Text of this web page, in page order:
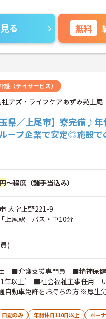
る 無料
護（デイサービス）
アズ・ライフケアあずみ苑上尾
玉県／上尾市】寮完備♪
ープ企業で安定◎施設で
～程度（諸手当込み）
大字上野221-9
上尾駅」バス・車10分
)
■介護支援専門員 ■精神保
1年以上) ■社会福祉主事任用
動車免許をお持ちの方 ※厚生
修していることが成績証明書
能です。
日勤のみ 年間休日110日以上
ボー